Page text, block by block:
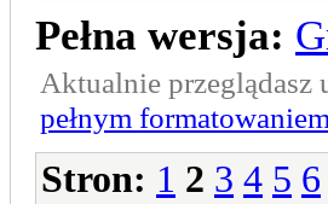
Pełna wersja:
Aktualnie przeglądasz
pełnym formatowaniem
Stron: 1 2 3 4 5 6